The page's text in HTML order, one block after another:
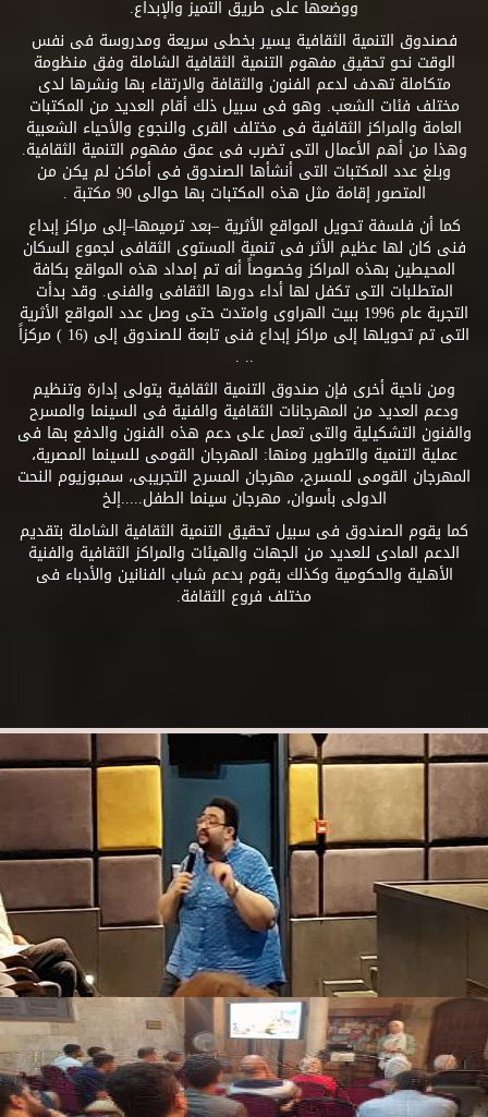
ووضعها على طريق التميز والإبداع.
فصندوق التنمية الثقافية يسير بخطى سريعة ومدروسة فى نفس
الوقت نحو تحقيق مفهوم التنمية الثقافية الشاملة وفق منظومة
متكاملة تهدف لدعم الفنون والثقافة والارتقاء بها ونشرها لدى
مختلف فئات الشعب. وهو فى سبيل ذلك أقام العديد من المكتبات
العامة والمراكز الثقافية فى مختلف القرى والنجوع والأحياء الشعبية
وهذا من أهم الأعمال التى تضرب فى عمق مفهوم التنمية الثقافية.
وبلغ عدد المكتبات التى أنشأها الصندوق فى أماكن لم يكن من
المتصور إقامة مثل هذه المكتبات بها حوالى 90 مكتبة .
كما أن فلسفة تحويل المواقع الأثرية –بعد ترميمها–إلى مراكز إبداع
فنى كان لها عظيم الأثر فى تنمية المستوى الثقافى لجموع السكان
المحيطين بهذه المراكز وخصوصاً أنه تم إمداد هذه المواقع بكافة
المتطلبات التى تكفل لها أداء دورها الثقافى والفنى. وقد بدأت
التجربة عام 1996 ببيت الهراوى وامتدت حتى وصل عدد المواقع الأثرية
التى تم تحويلها إلى مراكز إبداع فنى تابعة للصندوق إلى (16 ) مركزاً
.. .
ومن ناحية أخرى فإن صندوق التنمية الثقافية يتولى إدارة وتنظيم
ودعم العديد من المهرجانات الثقافية والفنية فى السينما والمسرح
والفنون التشكيلية والتى تعمل على دعم هذه الفنون والدفع بها فى
عملية التنمية والتطوير ومنها: المهرجان القومى للسينما المصرية،
المهرجان القومى للمسرح، مهرجان المسرح التجريبى، سمبوزيوم النحت
الدولى بأسوان، مهرجان سينما الطفل.....إلخ
كما يقوم الصندوق فى سبيل تحقيق التنمية الثقافية الشاملة بتقديم
الدعم المادى للعديد من الجهات والهيئات والمراكز الثقافية والفنية
الأهلية والحكومية وكذلك يقوم بدعم شباب الفنانين والأدباء فى
مختلف فروع الثقافة.